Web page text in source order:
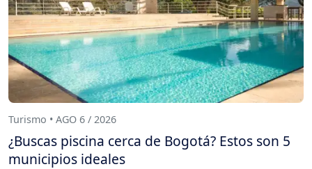
Turismo • AGO 6 / 2026
¿Buscas piscina cerca de Bogotá? Estos son 5
municipios ideales